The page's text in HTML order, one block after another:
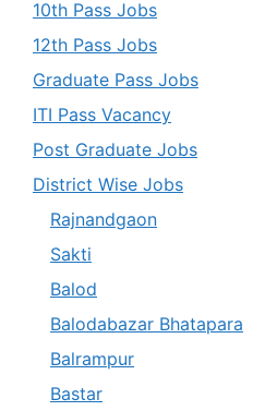
10th Pass Jobs
12th Pass Jobs
Graduate Pass Jobs
ITI Pass Vacancy
Post Graduate Jobs
District Wise Jobs
Rajnandgaon
Sakti
Balod
Balodabazar Bhatapara
Balrampur
Bastar